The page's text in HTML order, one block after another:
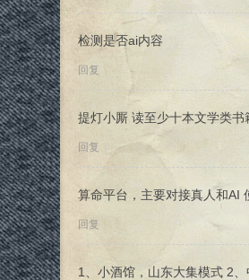
检测是否ai内容
回复
提灯小厮 读至少十本文学类
回复
算命平台，主要对接真人和AI
回复
1、小酒馆，山东大集模式 2